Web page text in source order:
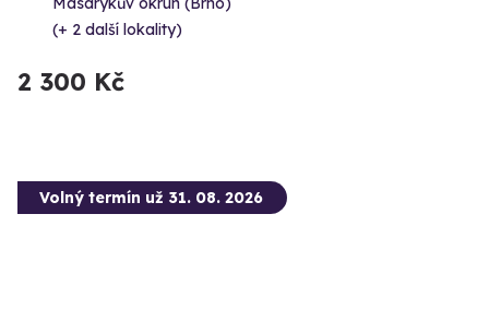
(+ 2 další lokality)
2 300 Kč
Volný termín už 31. 08. 2026